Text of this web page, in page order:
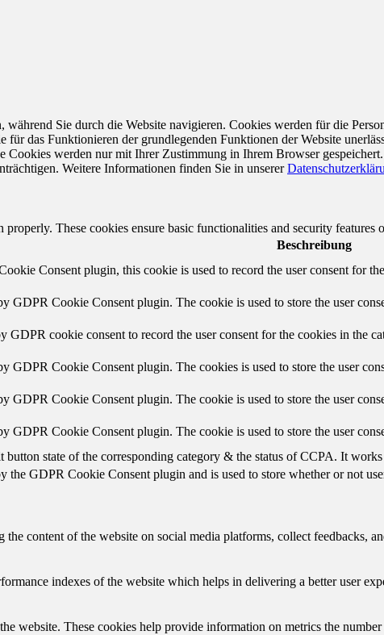
Sie durch die Website navigieren. Cookies werden für die
das Funktionieren der grundlegenden Funktionen der Website
Cookies werden nur mit Ihrer Zustimmung in Ihrem Browser
Weitere Informationen finden Sie in unserer
These cookies ensure basic functionalities and security features
Beschreibung
Consent plugin, this cookie is used to record the user consent for
GDPR Cookie Consent plugin. The cookie is used to store the user
GDPR cookie consent to record the user consent for the cookies in the
GDPR Cookie Consent plugin. The cookies is used to store the user
GDPR Cookie Consent plugin. The cookie is used to store the user
GDPR Cookie Consent plugin. The cookie is used to store the user
button state of the corresponding category & the status of CCPA. It
the GDPR Cookie Consent plugin and is used to store whether or not
content of the website on social media platforms, collect feedbacks,
indexes of the website which helps in delivering a better user
website. These cookies help provide information on metrics the